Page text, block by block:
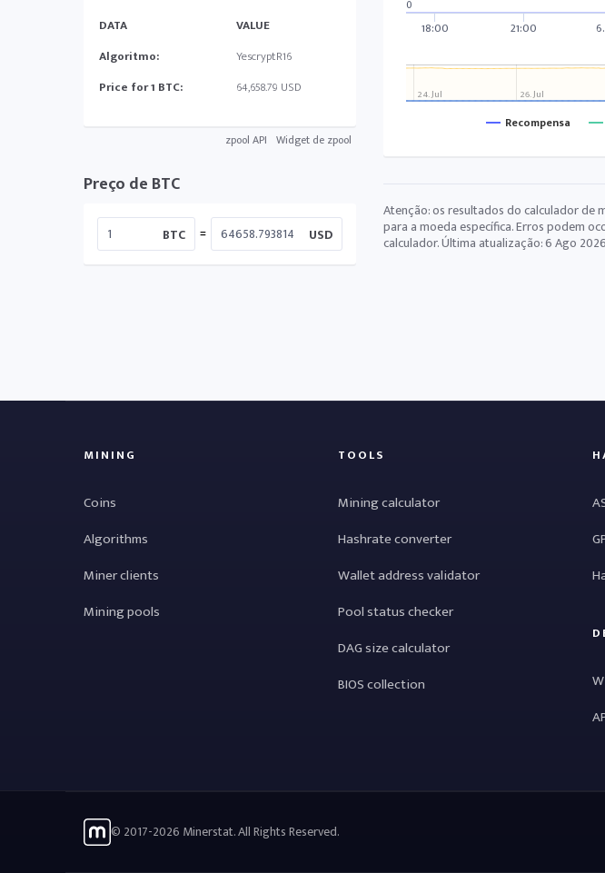
DATA
VALUE
Algoritmo:
YescryptR16
Price for 1 BTC:
64,658.79 USD
zpool API Widget de zpool
Preço de BTC
BTC = USD
Recompensa
18:00 21:00
24. Jul 26. Jul
0
Atenção: os resultados do calculador de
para a moeda específica. Erros podem
calculador. Última atualização:6 Ago
MINING
Coins
Algorithms
Miner clients
Mining pools
TOOLS
Mining calculator
Hashrate converter
Wallet address validator
Pool status checker
DAG size calculator
BIOS collection
© 2017-2026 Minerstat. All Rights Reserved.